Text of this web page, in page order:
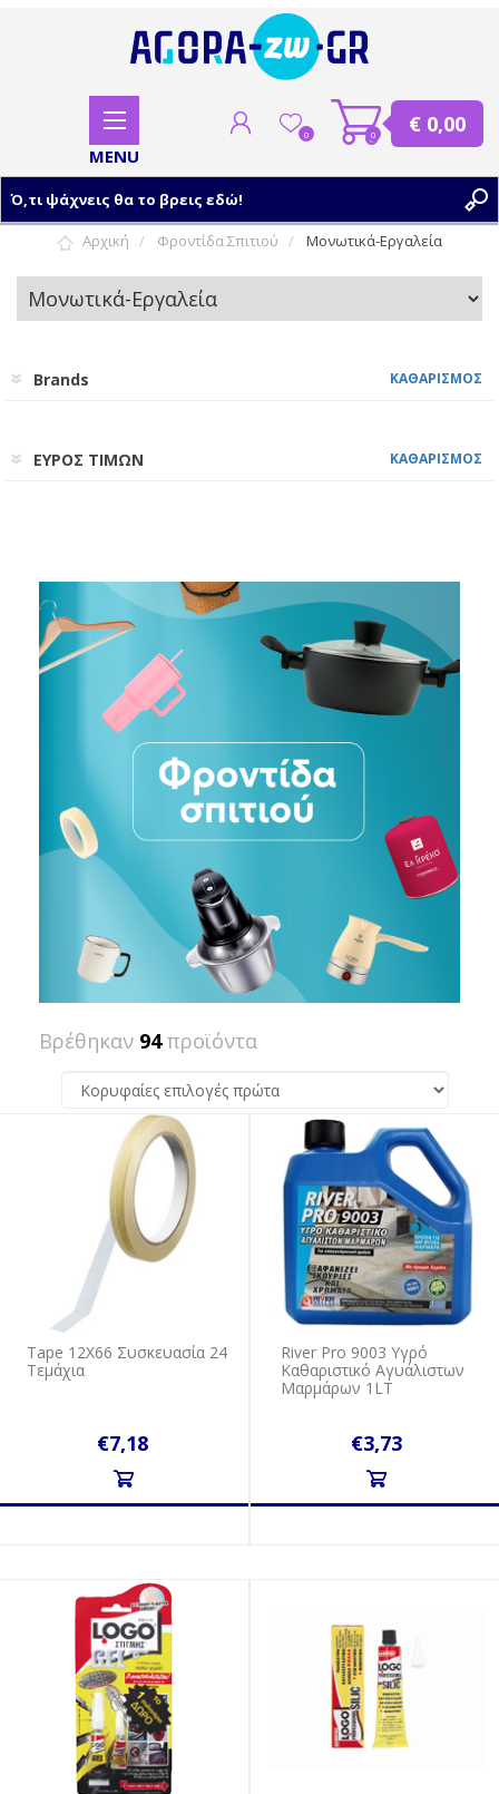
ΣΥΝΔΕΣΗ
0 0 € 0,00
Αρχική Φροντίδα Σπιτιού Μονωτικά-Εργαλεία
Brands ΚΑΘΑΡΙΣΜΟΣ
ΕΥΡΟΣ ΤΙΜΩΝ ΚΑΘΑΡΙΣΜΟΣ
Βρέθηκαν 94προϊόντα
Tape 12X66 Συσκευασία 24
Τεμάχια
€7,18
River Pro 9003 Υγρό
Καθαριστικό Αγυάλιστων
Μαρμάρων 1LT
€3,73